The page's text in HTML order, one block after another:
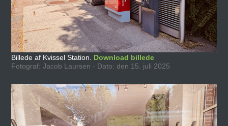
Billede af Kvissel Station. Download billede
Fotograf: Jacob Laursen - Dato: den 15. juli 2025